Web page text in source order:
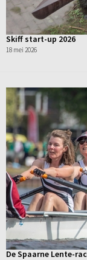
Skiff start-up 2026
18 mei 2026
De Spaarne Lente-